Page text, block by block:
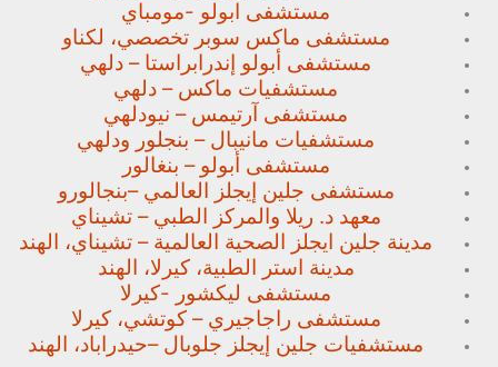
مستشفى ابولو -مومباي
مستشفى ماكس سوبر تخصصي، لكناو
مستشفى أبولو إندرابراستا – دلهي
مستشفيات ماكس – دلهي
مستشفى آرتيمس – نيودلهي
مستشفيات مانيبال – بنجلور ودلهي
مستشفى أبولو – بنغالور
مستشفى جلين إيجلز العالمي –بنجالورو
معهد د. ريلا والمركز الطبي – تشيناي
مدينة جلين ايجلز الصحية العالمية – تشيناي، الهند
مدينة استر الطبية، كيرلا، الهند
مستشفى ليكشور -كيرلا
مستشفى راجاجيري – كوتشي، كيرلا
مستشفيات جلين إيجلز جلوبال –حيدراباد، الهند